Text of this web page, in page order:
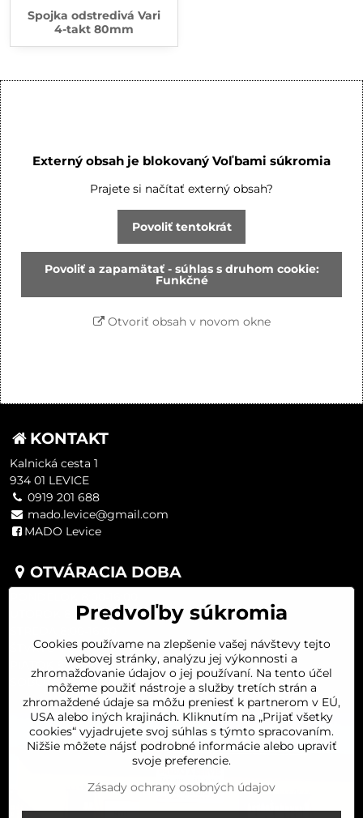
Spojka odstredivá Vari
4-takt 80mm
Externý obsah je blokovaný Voľbami súkromia
Prajete si načítať externý obsah?
Povoliť tentokrát
Povoliť a zapamätať - súhlas s druhom cookie:
Funkčné
Otvoriť obsah v novom okne
KONTAKT
Kalnická cesta 1
934 01 LEVICE
0919 201 688
mado.levice@gmail.com
MADO Levice
OTVÁRACIA DOBA
UTOROK 8:00-16:00
ŠTVRTOK 8:00-16:00
PIATOK 8:00-16:00
SOBOTA 8:00-11:30
Predvoľby súkromia
Cookies používame na zlepšenie vašej návštevy tejto
webovej stránky, analýzu jej výkonnosti a
zhromažďovanie údajov o jej používaní. Na tento účel
môžeme použiť nástroje a služby tretích strán a
zhromaždené údaje sa môžu preniesť k partnerom v EÚ,
USA alebo iných krajinách. Kliknutím na „Prijať všetky
cookies“ vyjadrujete svoj súhlas s týmto spracovaním.
Nižšie môžete nájsť podrobné informácie alebo upraviť
svoje preferencie.
Zásady ochrany osobných údajov